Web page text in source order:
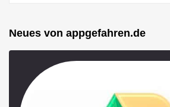
Neues von appgefahren.de